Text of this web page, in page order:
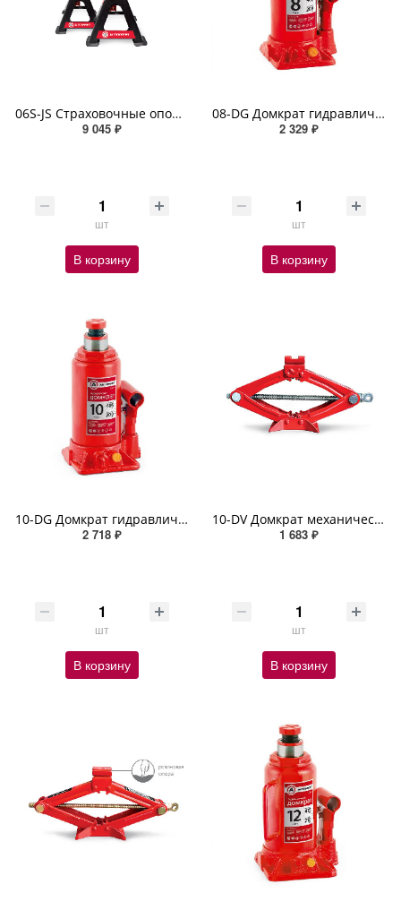
06S-JS Страховочные опоры AUTOPROFI, тренога, 6 тонн, высота подъёма 383 - 601 мм, комплект из 2 шт
9 045 ₽
шт
В корзину
08-DG Домкрат гидравлический AUTOPROFI, бутылочный, 8 т., высота подъёма 405 мм
2 329 ₽
шт
В корзину
10-DG Домкрат гидравлический AUTOPROFI, бутылочный, 10 т., высота подъёма 405 мм
2 718 ₽
шт
В корзину
10-DV Домкрат механический AUTOPROFI, винтовой, ромбовидный, 1 т., высота подъёма 350 мм
1 683 ₽
шт
В корзину